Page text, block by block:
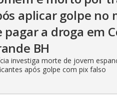
aplicar golpe no
pagar a droga em
BH
investiga morte de jovem
após golpe com pix falso